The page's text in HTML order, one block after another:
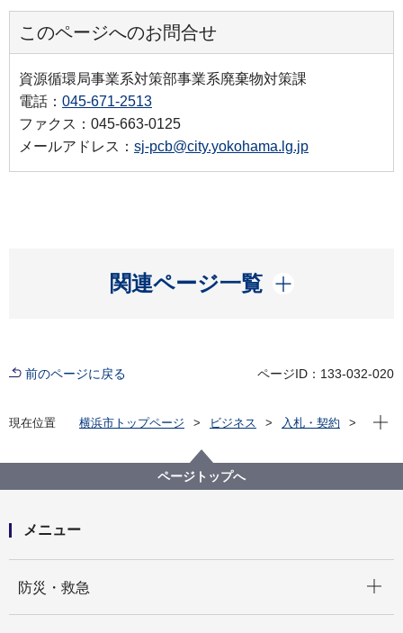
このページへのお問合せ
資源循環局事業系対策部事業系廃棄物対策課
電話： 045-671-2513
ファクス：045-663-0125
メールアドレス： sj-pcb@city.yokohama.lg.jp
関連ページ一覧
開く
前のページに戻る ページID：133-032-020
現在位置 横浜市トップページ ビジネス
入札・契約
【入札結果掲載】【公募型指名競争入札】PCB廃棄物
の適正処理啓発に関する新聞広告の掲載業務
現在
ページトップへ
メニュー
防災・救急